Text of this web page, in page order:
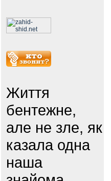
Життя
бентежне,
але не зле, як
казала одна
наша